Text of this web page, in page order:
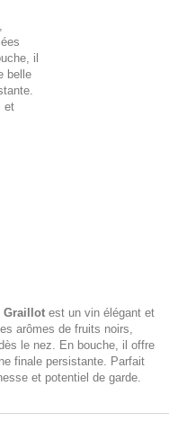
il
belle
et
Graillotest un vin élégant et
arômes de fruits noirs,
le nez. En bouche, il offre
finale persistante. Parfait
et potentiel de garde.